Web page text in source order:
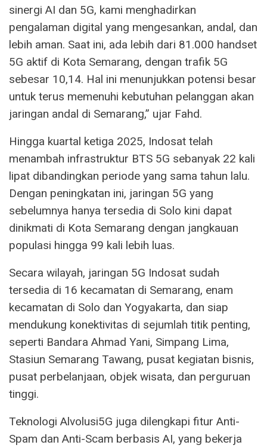
sinergi AI dan 5G, kami menghadirkan
pengalaman digital yang mengesankan, andal, dan
lebih aman. Saat ini, ada lebih dari 81.000 handset
5G aktif di Kota Semarang, dengan trafik 5G
sebesar 10,14. Hal ini menunjukkan potensi besar
untuk terus memenuhi kebutuhan pelanggan akan
jaringan andal di Semarang,” ujar Fahd.
Hingga kuartal ketiga 2025, Indosat telah
menambah infrastruktur BTS 5G sebanyak 22 kali
lipat dibandingkan periode yang sama tahun lalu.
Dengan peningkatan ini, jaringan 5G yang
sebelumnya hanya tersedia di Solo kini dapat
dinikmati di Kota Semarang dengan jangkauan
populasi hingga 99 kali lebih luas.
Secara wilayah, jaringan 5G Indosat sudah
tersedia di 16 kecamatan di Semarang, enam
kecamatan di Solo dan Yogyakarta, dan siap
mendukung konektivitas di sejumlah titik penting,
seperti Bandara Ahmad Yani, Simpang Lima,
Stasiun Semarang Tawang, pusat kegiatan bisnis,
pusat perbelanjaan, objek wisata, dan perguruan
tinggi.
Teknologi Alvolusi5G juga dilengkapi fitur Anti-
Spam dan Anti-Scam berbasis AI, yang bekerja